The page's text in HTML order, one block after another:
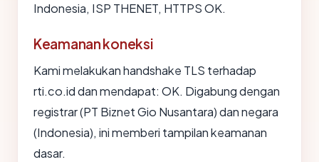
Indonesia, ISP THENET, HTTPS OK.
Keamanan koneksi
Kami melakukan handshake TLS terhadap
rti.co.id dan mendapat: OK. Digabung dengan
registrar (PT Biznet Gio Nusantara) dan negara
(Indonesia), ini memberi tampilan keamanan
dasar.